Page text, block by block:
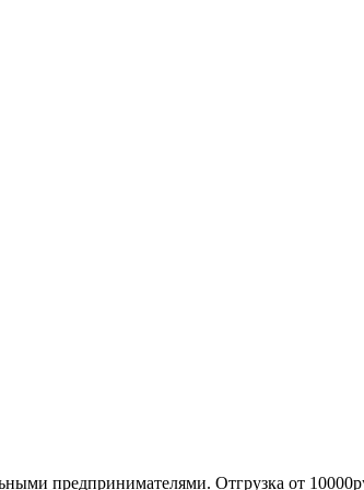
предпринимателями. Отгрузка от